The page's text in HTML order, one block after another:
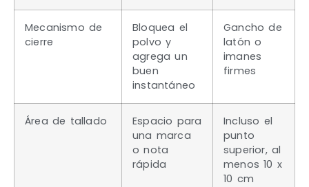
Mecanismo de
cierre
Bloquea el
polvo y
agrega un
buen
instantáneo
Gancho de
latón o
imanes
firmes
Área de tallado
Espacio para
una marca
o nota
rápida
Incluso el
punto
superior, al
menos 10 x
10 cm